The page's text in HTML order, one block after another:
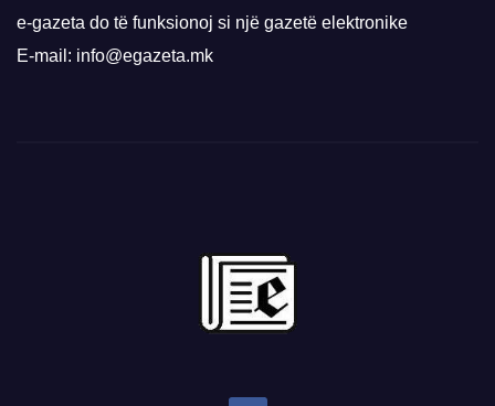
e-gazeta do të funksionoj si një gazetë elektronike
E-mail: info@egazeta.mk